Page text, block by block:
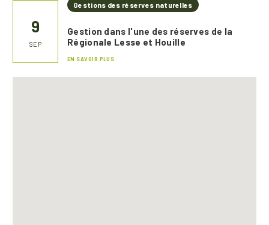
9
SEP
Gestions des réserves naturelles
Gestion dans l'une des réserves de la
Régionale Lesse et Houille
EN SAVOIR PLUS